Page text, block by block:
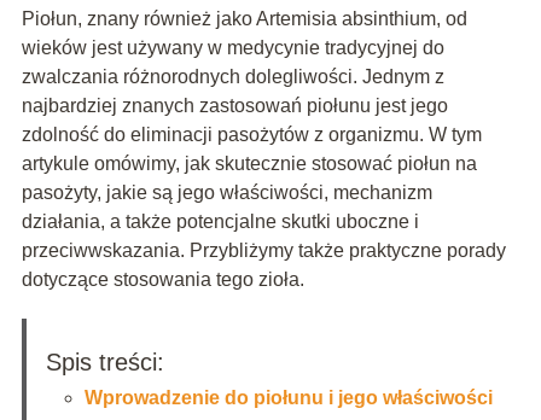
Piołun, znany również jako Artemisia absinthium, od
wieków jest używany w medycynie tradycyjnej do
zwalczania różnorodnych dolegliwości. Jednym z
najbardziej znanych zastosowań piołunu jest jego
zdolność do eliminacji pasożytów z organizmu. W tym
artykule omówimy, jak skutecznie stosować piołun na
pasożyty, jakie są jego właściwości, mechanizm
działania, a także potencjalne skutki uboczne i
przeciwwskazania. Przybliżymy także praktyczne porady
dotyczące stosowania tego zioła.
Spis treści:
Wprowadzenie do piołunu i jego właściwości